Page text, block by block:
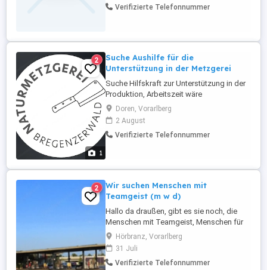
die künstlerische Auseinandersetzung mit
Verifizierte Telefonnummer
1
2
Suche Aushilfe für die
Unterstützung in der Metzgerei
Suche Hilfskraft zur Unterstützung in der
Produktion, Arbeitszeit wäre
auszuhandeln. Aufgabenbereich wäre: -
Unterstützung im Schlachtbereich -
Unterstützung im Produktionsbereich -
Vakuumierarbeiten - Putz - &
Interesse ...
Doren, Vorarlberg
2 August
Verifizierte Telefonnummer
2
Wir suchen Menschen mit
Teamgeist (m w d)
Hallo da draußen, gibt es sie noch, die
Menschen mit Teamgeist, Menschen für
die Zuverlässigkeit kein Fremdwort ist,
Menschen die einen Job suchen, in dem
sie ebenfalls mit Menschen zu tun haben?
Wir hätten da was für euch. Wir suchen
Hörbranz, Vorarlberg
31 Juli
Verifizierte Telefonnummer